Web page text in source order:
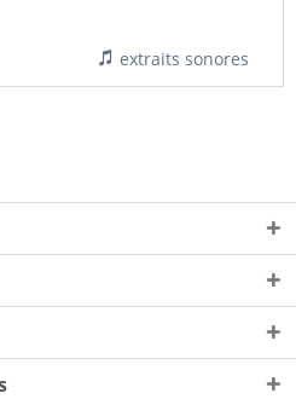
extraits sonores